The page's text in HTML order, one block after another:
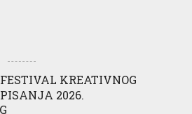
FESTIVAL KREATIVNOG
PISANJA 2026.